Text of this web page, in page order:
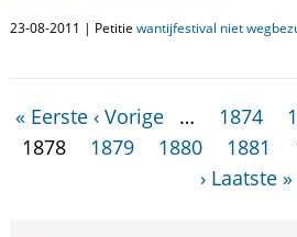
23-08-2011 | Petitie wantijfestival niet
« Eerste ‹ Vorige … 1874
1878
1879 1880 1881
› Laatste »